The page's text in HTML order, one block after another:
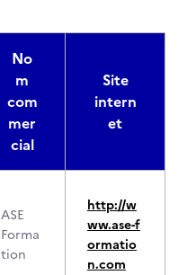
No
m
com
mer
cial
Site
intern
et
ASE
Forma
tion
http://w
ww.ase-f
ormatio
n.com